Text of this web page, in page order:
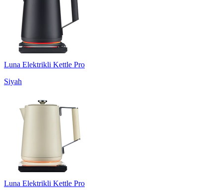
Luna Elektrikli Kettle Pro
Siyah
Luna Elektrikli Kettle Pro